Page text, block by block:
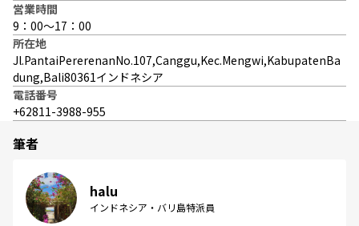
営業時間
9：00～17：00
所在地
Jl.PantaiPererenanNo.107,Canggu,Kec.Mengwi,KabupatenBa
dung,Bali80361インドネシア
電話番号
+62811-3988-955
筆者
halu
インドネシア・バリ島特派員